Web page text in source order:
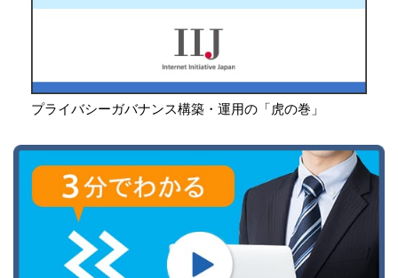
プライバシーガバナンス構築・運用の「虎の巻」